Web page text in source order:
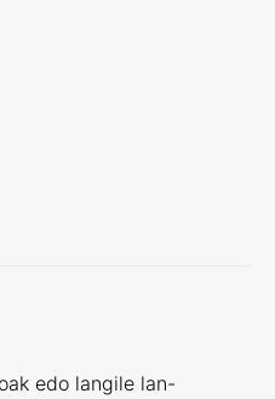
edo langile lan-